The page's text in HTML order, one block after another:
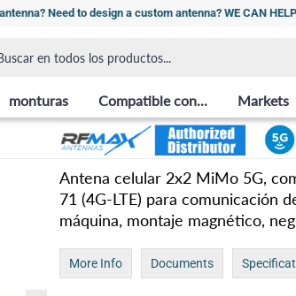
Need to design a custom antenna? WE CAN
monturas Compatible con... Markets
Antena celular 2x2 MiMo 5G,
71 (4G-LTE) para comunicación
máquina, montaje magnético,
More Info Documents